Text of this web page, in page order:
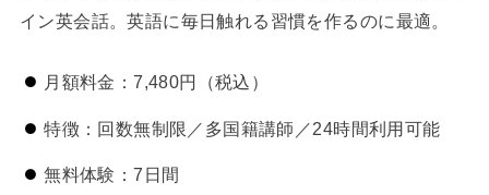
イン英会話。英語に毎日触れる習慣を作るのに最適。
月額料金：7,480円（税込）
特徴：回数無制限／多国籍講師／24時間利用可能
無料体験：7日間